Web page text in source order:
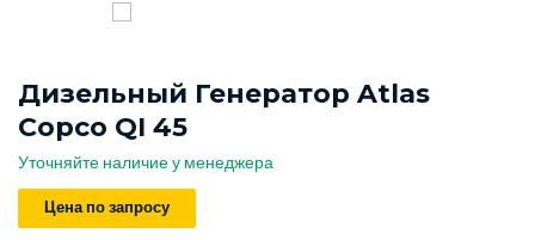
Дизельный Генератор Atlas
Copco QI 45
Уточняйте наличие у менеджера
Цена по запросу